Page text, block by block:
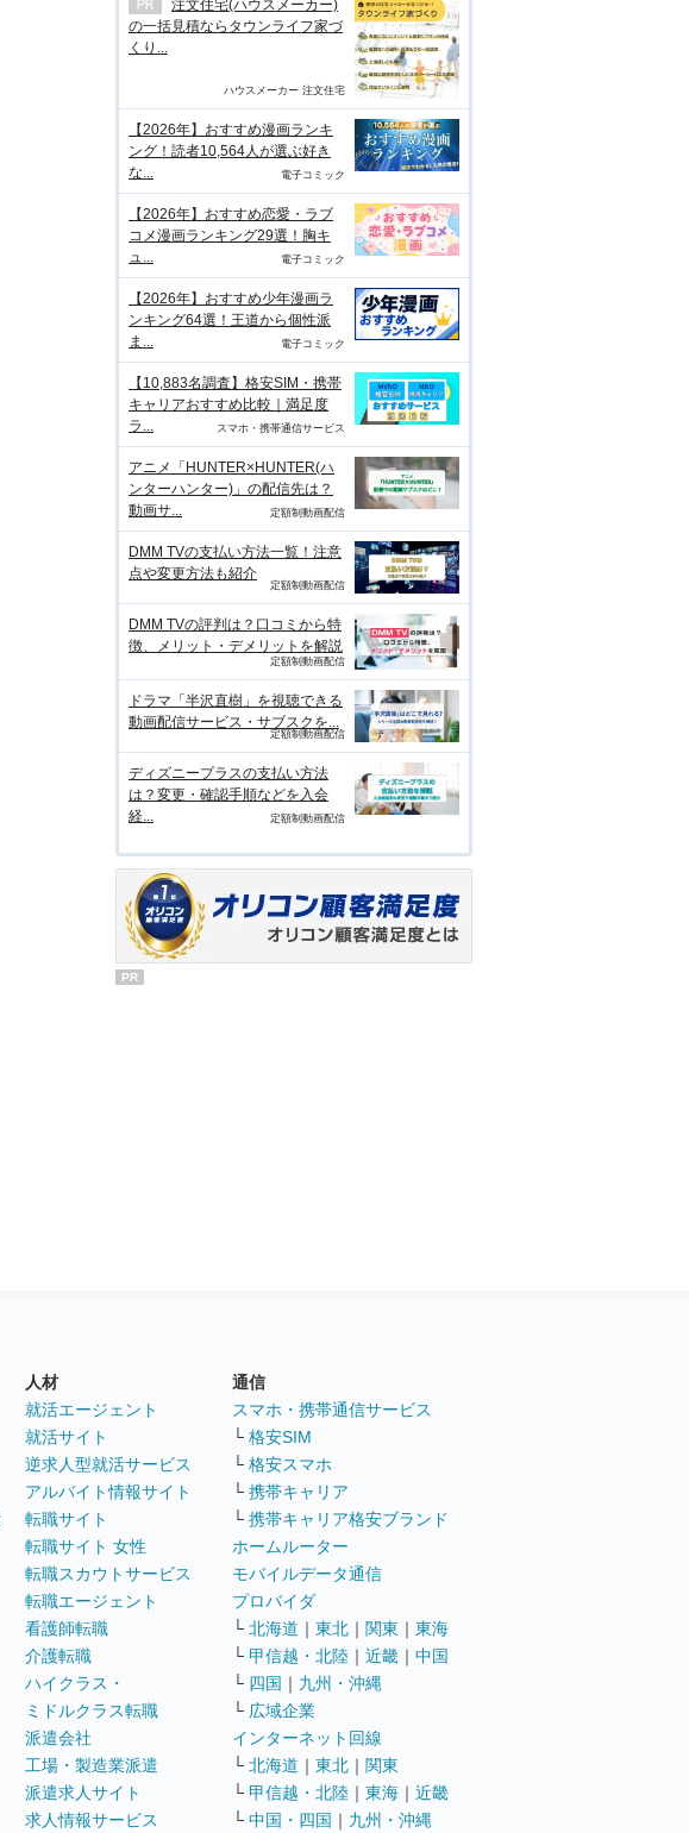
注文住宅(ハウスメーカー)
の一括見積ならタウンライフ家づ
くり...
ハウスメーカー 注文住宅
【2026年】おすすめ漫画ランキ
ング！読者10,564人が選ぶ好き
な...
電子コミック
【2026年】おすすめ恋愛・ラブ
コメ漫画ランキング29選！胸キ
ュ...
電子コミック
【2026年】おすすめ少年漫画ラ
ンキング64選！王道から個性派
ま...
電子コミック
【10,883名調査】格安SIM・携帯
キャリアおすすめ比較｜満足度
ラ...
スマホ・携帯通信サービス
アニメ「HUNTER×HUNTER(ハ
ンターハンター)」の配信先は？
動画サ...
定額制動画配信
DMM TVの支払い方法一覧！注意
点や変更方法も紹介
定額制動画配信
DMM TVの評判は？口コミから特
徴、メリット・デメリットを解説
定額制動画配信
ドラマ「半沢直樹」を視聴できる
動画配信サービス・サブスクを...
定額制動画配信
ディズニープラスの支払い方法
は？変更・確認手順などを入会
経...
定額制動画配信
PR
人材
就活エージェント
就活サイト
逆求人型就活サービス
アルバイト情報サイト
転職サイト
転職サイト 女性
転職スカウトサービス
転職エージェント
看護師転職
介護転職
ハイクラス・
ミドルクラス転職
派遣会社
工場・製造業派遣
派遣求人サイト
求人情報サービス
通信
スマホ・携帯通信サービス
└ 格安SIM
└ 格安スマホ
└ 携帯キャリア
└ 携帯キャリア格安ブランド
ホームルーター
モバイルデータ通信
プロバイダ
└ 北海道 ｜ 東北 ｜ 関東 ｜ 東海
└ 甲信越・北陸 ｜ 近畿 ｜ 中国
└ 四国 ｜ 九州・沖縄
└ 広域企業
インターネット回線
└ 北海道 ｜ 東北 ｜ 関東
└ 甲信越・北陸 ｜ 東海 ｜ 近畿
└ 中国・四国 ｜ 九州・沖縄